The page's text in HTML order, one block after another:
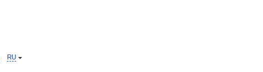
RU